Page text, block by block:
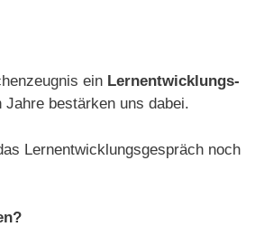
ein Lernentwicklungs­
bestärken uns dabei.
Lernentwicklungsgespräch noch